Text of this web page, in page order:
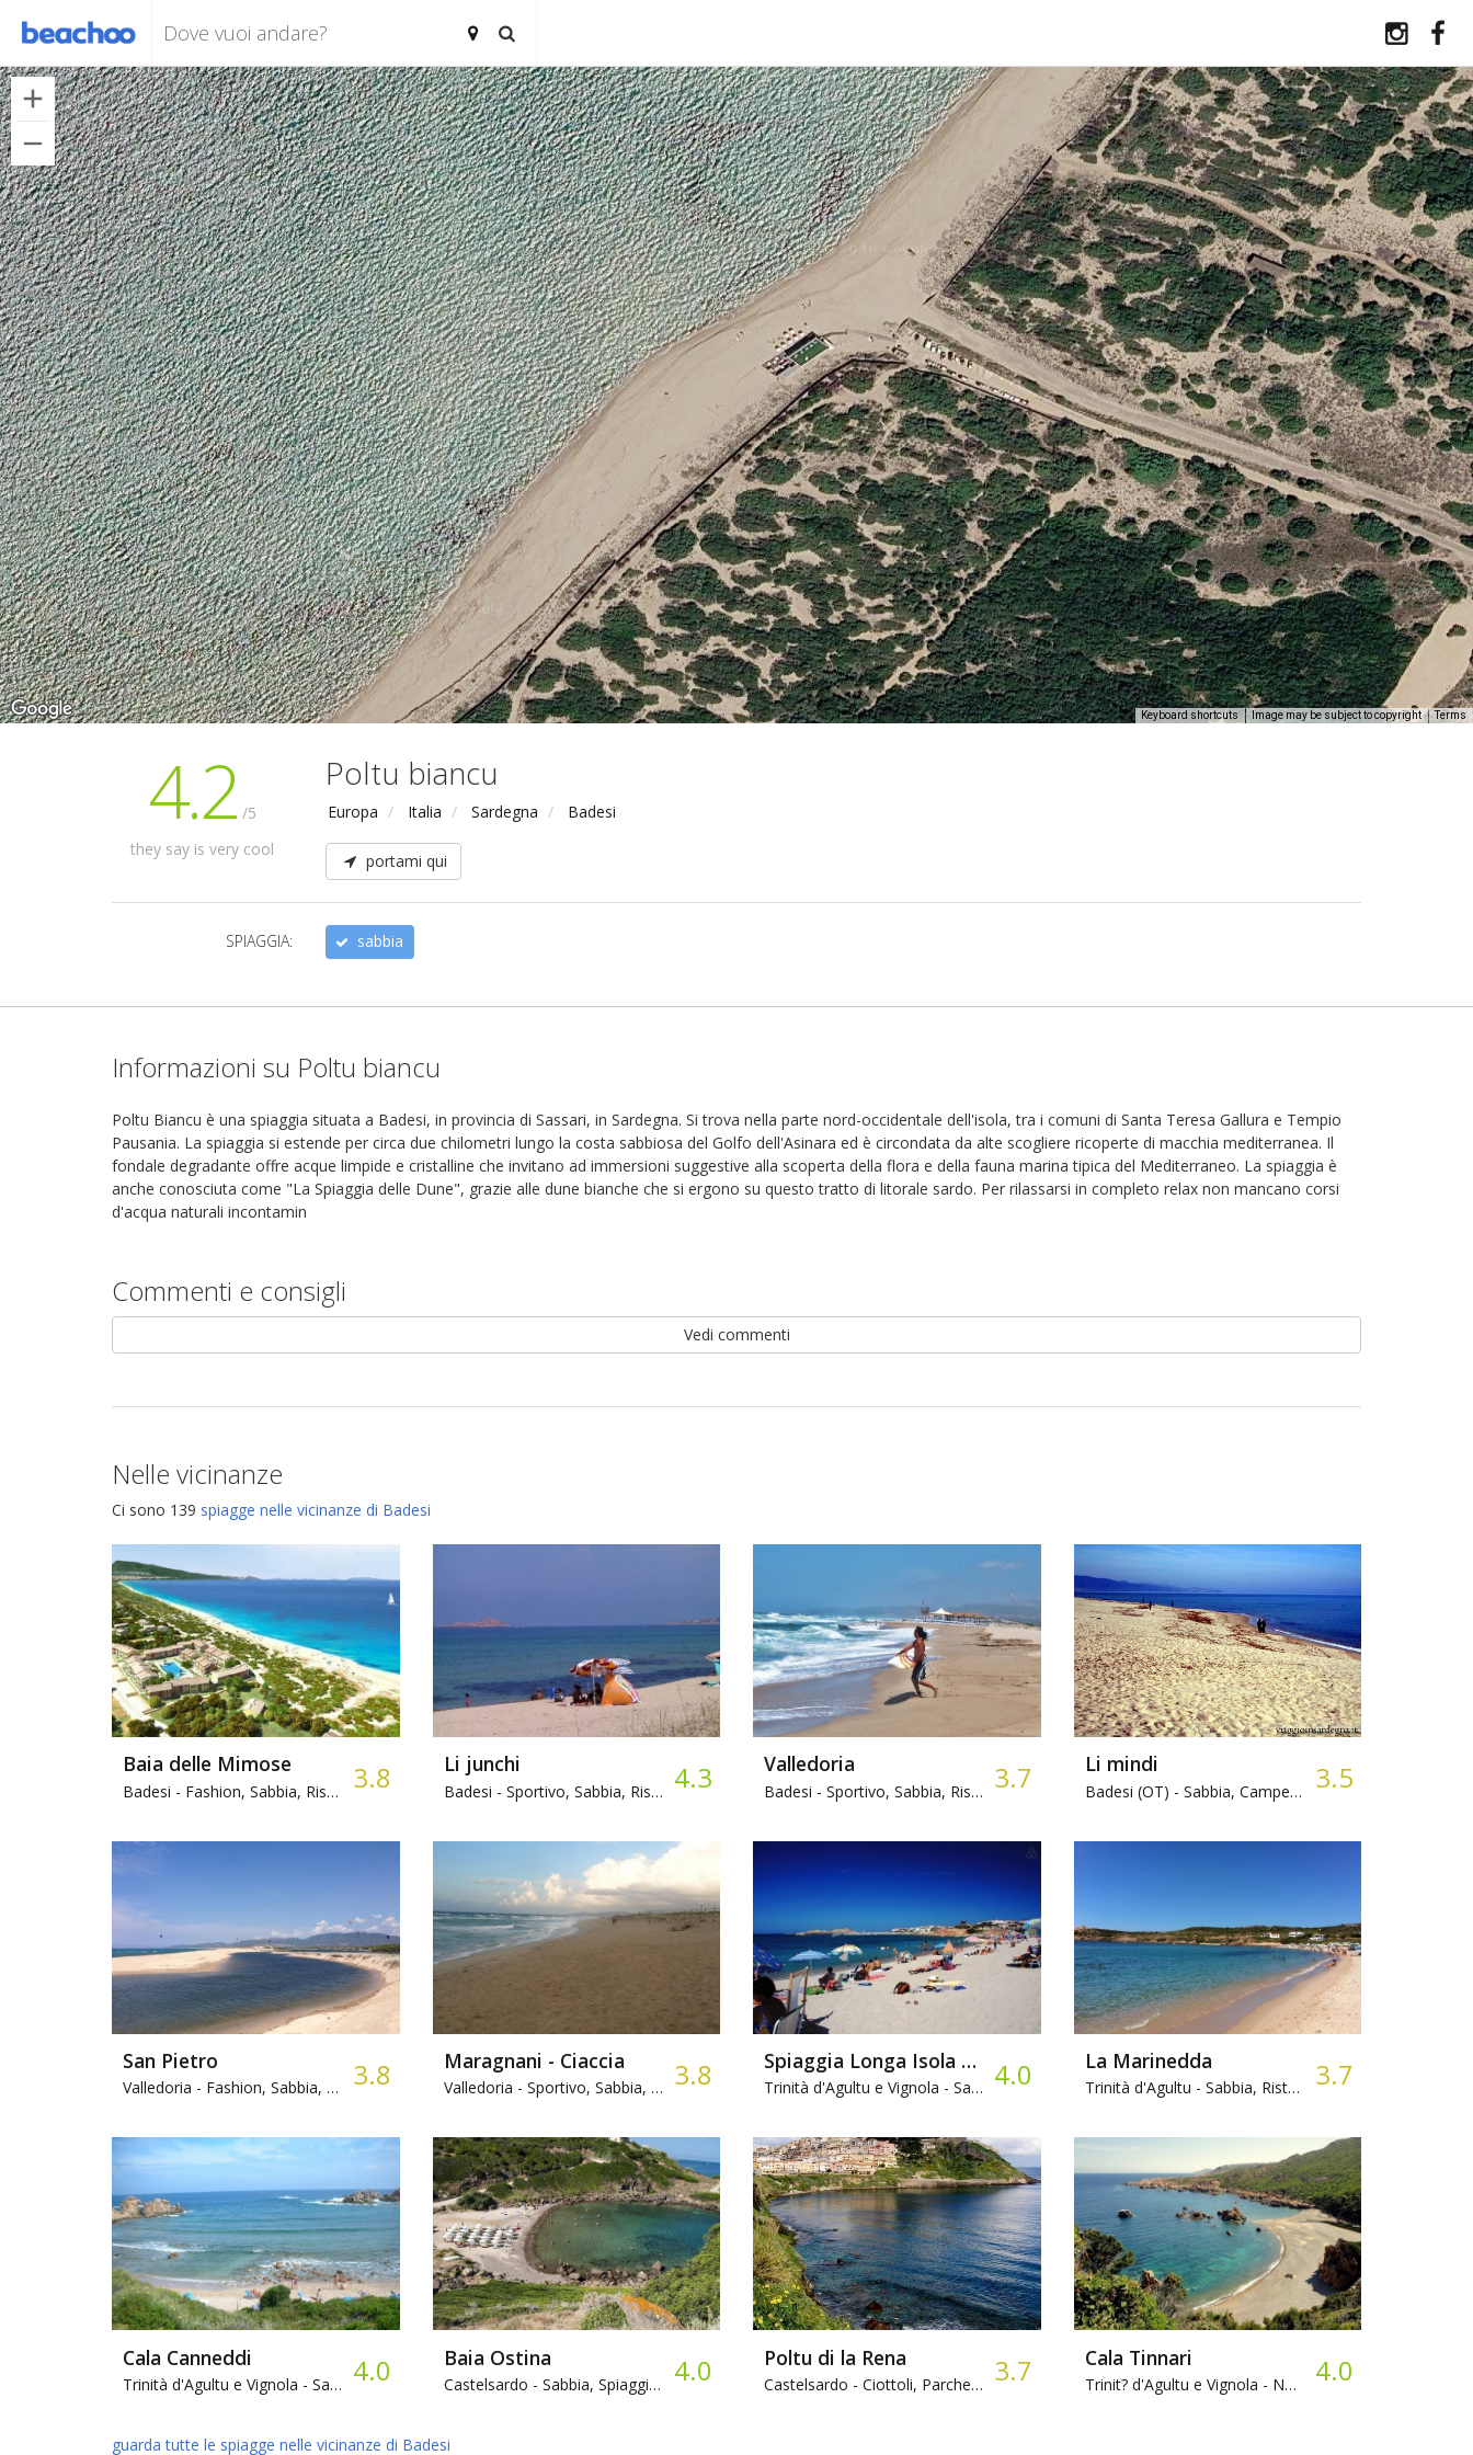
Keyboard shortcuts Image may be subject to copyright Terms
Poltu biancu
Europa Italia Sardegna Badesi
portami qui
4.2 /5
they say is very cool
SPIAGGIA: sabbia
Informazioni su Poltu biancu
Poltu Biancu è una spiaggia situata a Badesi, in provincia di Sassari, in Sardegna. Si trova nella parte nord-occidentale dell'isola, tra i comuni di Santa Teresa Gallura e Tempio
Pausania. La spiaggia si estende per circa due chilometri lungo la costa sabbiosa del Golfo dell'Asinara ed è circondata da alte scogliere ricoperte di macchia mediterranea. Il
fondale degradante offre acque limpide e cristalline che invitano ad immersioni suggestive alla scoperta della flora e della fauna marina tipica del Mediterraneo. La spiaggia è
anche conosciuta come "La Spiaggia delle Dune", grazie alle dune bianche che si ergono su questo tratto di litorale sardo. Per rilassarsi in completo relax non mancano corsi
d'acqua naturali incontamin
Commenti e consigli
Vedi commenti
Nelle vicinanze
Ci sono 139 spiagge nelle vicinanze di Badesi
Baia delle Mimose
Badesi - Fashion, Sabbia, Ristorante 3.8 Li junchi
Badesi - Sportivo, Sabbia, Ristorante 4.3 Valledoria
Badesi - Sportivo, Sabbia, Ristorante 3.7 Li mindi
Badesi (OT) - Sabbia, Campeggio 3.5
San Pietro
Valledoria - Fashion, Sabbia, Ristorante 3.8 Maragnani - Ciaccia
Valledoria - Sportivo, Sabbia, Campeggio 3.8 Spiaggia Longa Isola Rossa o Rinagghiu
Trinità d'Agultu e Vignola - Sabbia, Ristorante 4.0 La Marinedda
Trinità d'Agultu - Sabbia, Ristorante 3.7
Cala Canneddi
Trinità d'Agultu e Vignola - Sabbia, Ristorante 4.0 Baia Ostina
Castelsardo - Sabbia, Spiaggia attrezzata 4.0 Poltu di la Rena
Castelsardo - Ciottoli, Parcheggio 3.7 Cala Tinnari
Trinit? d'Agultu e Vignola - Nascosta, Sabbia 4.0
guarda tutte le spiagge nelle vicinanze di Badesi